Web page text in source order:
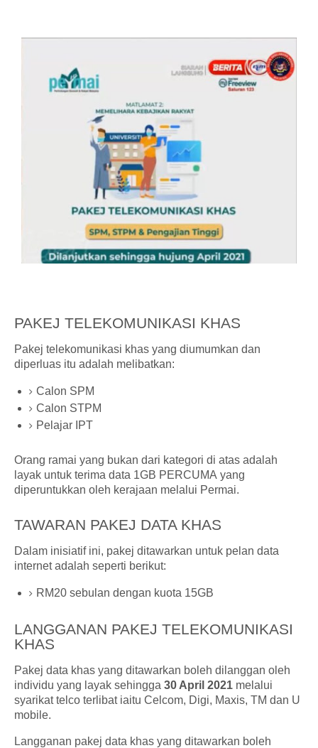
PAKEJ TELEKOMUNIKASI KHAS
Pakej telekomunikasi khas yang diumumkan dan
diperluas itu adalah melibatkan:
Calon SPM
Calon STPM
Pelajar IPT
Orang ramai yang bukan dari kategori di atas adalah
layak untuk terima data 1GB PERCUMA yang
diperuntukkan oleh kerajaan melalui Permai.
TAWARAN PAKEJ DATA KHAS
Dalam inisiatif ini, pakej ditawarkan untuk pelan data
internet adalah seperti berikut:
RM20 sebulan dengan kuota 15GB
LANGGANAN PAKEJ TELEKOMUNIKASI
KHAS
Pakej data khas yang ditawarkan boleh dilanggan oleh
individu yang layak sehingga 30 April 2021 melalui
syarikat telco terlibat iaitu Celcom, Digi, Maxis, TM dan U
mobile.
Langganan pakej data khas yang ditawarkan boleh